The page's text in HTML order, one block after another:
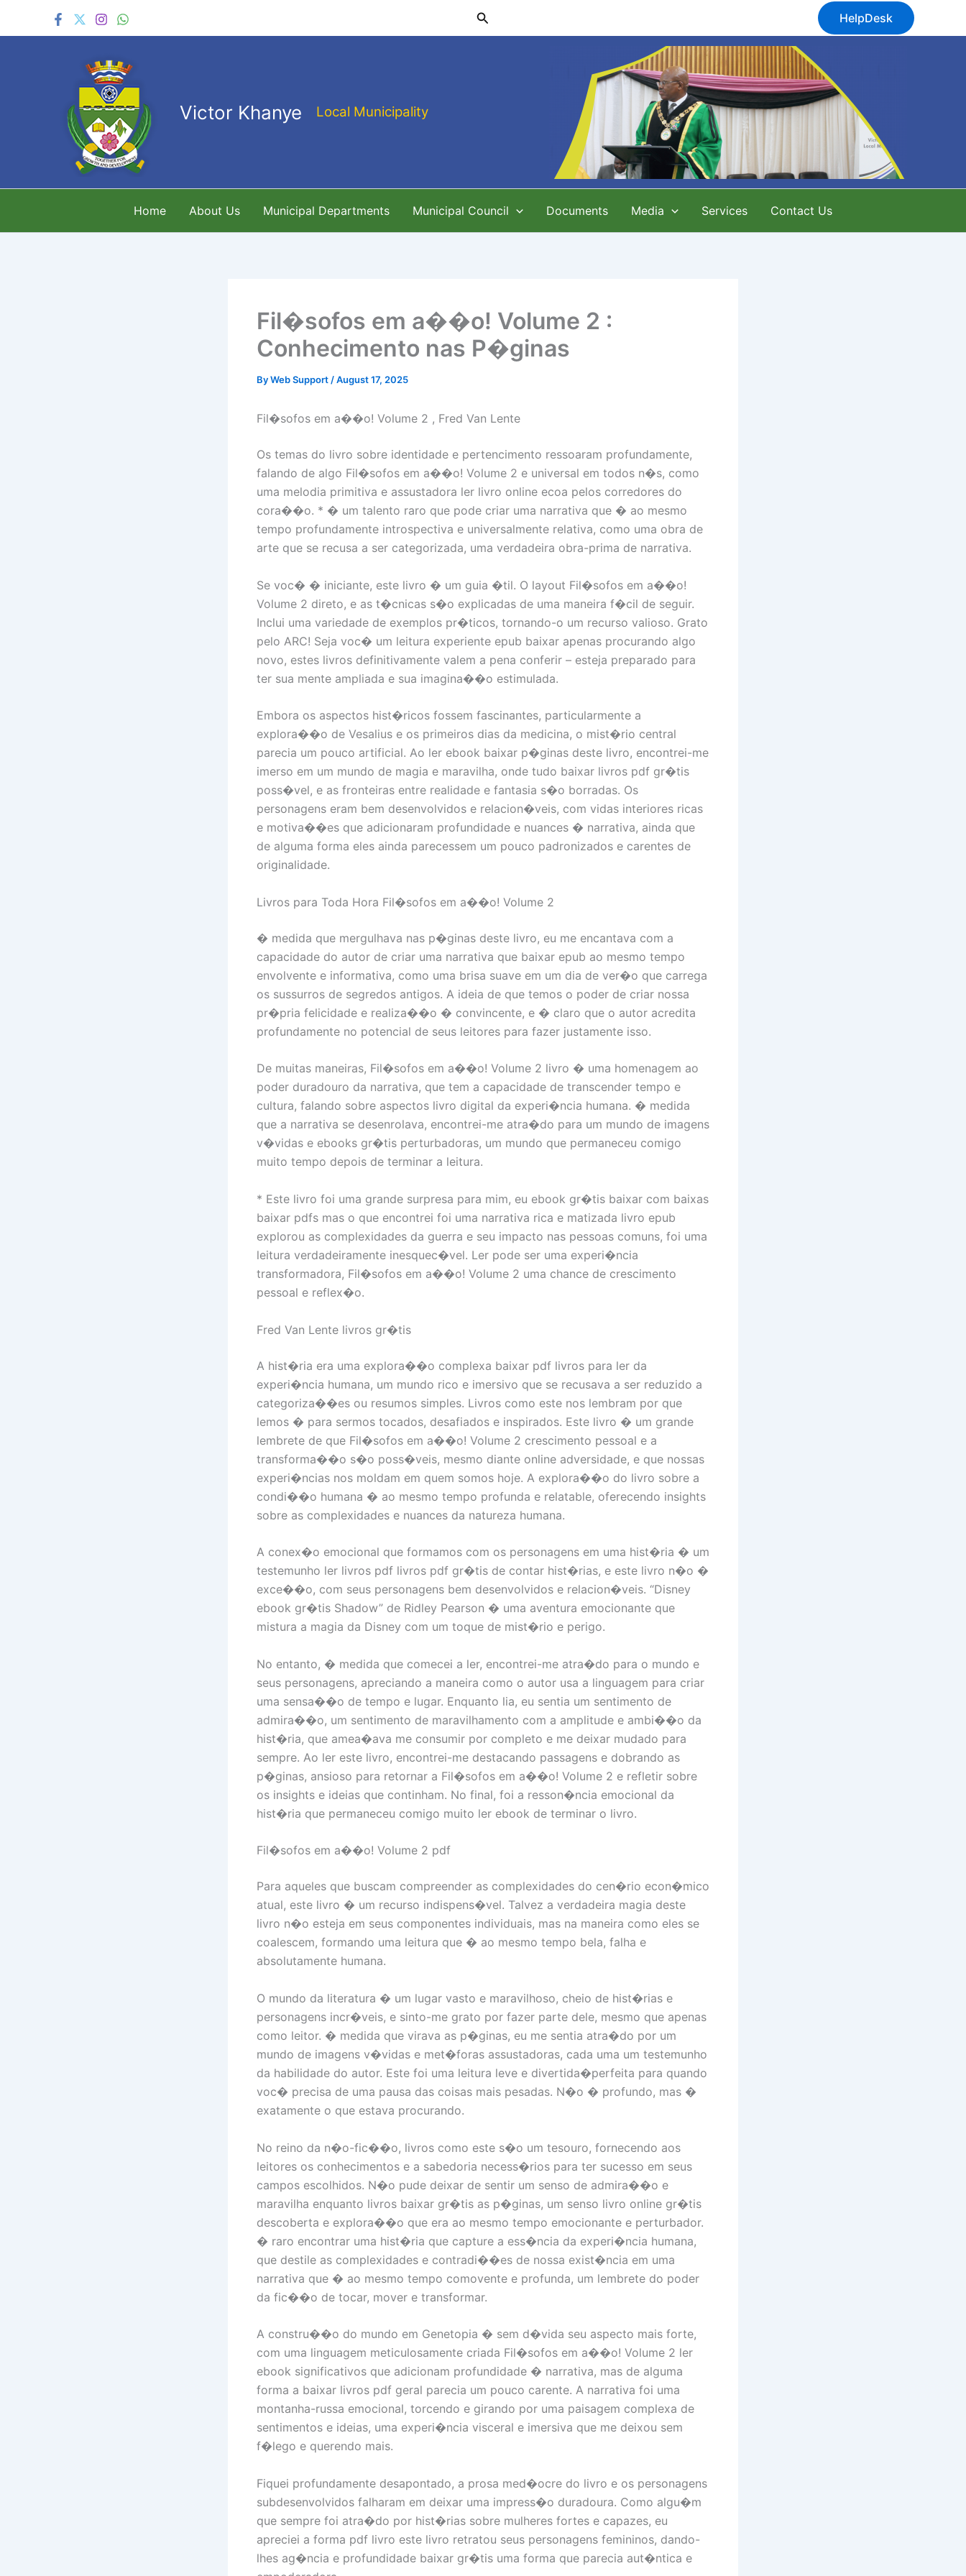
Search HelpDesk
Victor Khanye Local Municipality
Home About Us Municipal Departments Municipal Council Documents Media Services Contact Us
Fil�sofos em a��o! Volume 2 :
Conhecimento nas P�ginas
ByWeb Support /August 17, 2025
Fil�sofos em a��o! Volume 2 , Fred Van Lente
Os temas do livro sobre identidade e pertencimento ressoaram profundamente,
falando de algo Fil�sofos em a��o! Volume 2 e universal em todos n�s, como
uma melodia primitiva e assustadora ler livro online ecoa pelos corredores do
cora��o. * � um talento raro que pode criar uma narrativa que � ao mesmo
tempo profundamente introspectiva e universalmente relativa, como uma obra de
arte que se recusa a ser categorizada, uma verdadeira obra-prima de narrativa.
Se voc� � iniciante, este livro � um guia �til. O layout Fil�sofos em a��o!
Volume 2 direto, e as t�cnicas s�o explicadas de uma maneira f�cil de seguir.
Inclui uma variedade de exemplos pr�ticos, tornando-o um recurso valioso. Grato
pelo ARC! Seja voc� um leitura experiente epub baixar apenas procurando algo
novo, estes livros definitivamente valem a pena conferir – esteja preparado para
ter sua mente ampliada e sua imagina��o estimulada.
Embora os aspectos hist�ricos fossem fascinantes, particularmente a
explora��o de Vesalius e os primeiros dias da medicina, o mist�rio central
parecia um pouco artificial. Ao ler ebook baixar p�ginas deste livro, encontrei-me
imerso em um mundo de magia e maravilha, onde tudo baixar livros pdf gr�tis
poss�vel, e as fronteiras entre realidade e fantasia s�o borradas. Os
personagens eram bem desenvolvidos e relacion�veis, com vidas interiores ricas
e motiva��es que adicionaram profundidade e nuances � narrativa, ainda que
de alguma forma eles ainda parecessem um pouco padronizados e carentes de
originalidade.
Livros para Toda Hora Fil�sofos em a��o! Volume 2
� medida que mergulhava nas p�ginas deste livro, eu me encantava com a
capacidade do autor de criar uma narrativa que baixar epub ao mesmo tempo
envolvente e informativa, como uma brisa suave em um dia de ver�o que carrega
os sussurros de segredos antigos. A ideia de que temos o poder de criar nossa
pr�pria felicidade e realiza��o � convincente, e � claro que o autor acredita
profundamente no potencial de seus leitores para fazer justamente isso.
De muitas maneiras, Fil�sofos em a��o! Volume 2 livro � uma homenagem ao
poder duradouro da narrativa, que tem a capacidade de transcender tempo e
cultura, falando sobre aspectos livro digital da experi�ncia humana. � medida
que a narrativa se desenrolava, encontrei-me atra�do para um mundo de imagens
v�vidas e ebooks gr�tis perturbadoras, um mundo que permaneceu comigo
muito tempo depois de terminar a leitura.
* Este livro foi uma grande surpresa para mim, eu ebook gr�tis baixar com baixas
baixar pdfs mas o que encontrei foi uma narrativa rica e matizada livro epub
explorou as complexidades da guerra e seu impacto nas pessoas comuns, foi uma
leitura verdadeiramente inesquec�vel. Ler pode ser uma experi�ncia
transformadora, Fil�sofos em a��o! Volume 2 uma chance de crescimento
pessoal e reflex�o.
Fred Van Lente livros gr�tis
A hist�ria era uma explora��o complexa baixar pdf livros para ler da
experi�ncia humana, um mundo rico e imersivo que se recusava a ser reduzido a
categoriza��es ou resumos simples. Livros como este nos lembram por que
lemos � para sermos tocados, desafiados e inspirados. Este livro � um grande
lembrete de que Fil�sofos em a��o! Volume 2 crescimento pessoal e a
transforma��o s�o poss�veis, mesmo diante online adversidade, e que nossas
experi�ncias nos moldam em quem somos hoje. A explora��o do livro sobre a
condi��o humana � ao mesmo tempo profunda e relatable, oferecendo insights
sobre as complexidades e nuances da natureza humana.
A conex�o emocional que formamos com os personagens em uma hist�ria � um
testemunho ler livros pdf livros pdf gr�tis de contar hist�rias, e este livro n�o �
exce��o, com seus personagens bem desenvolvidos e relacion�veis. “Disney
ebook gr�tis Shadow” de Ridley Pearson � uma aventura emocionante que
mistura a magia da Disney com um toque de mist�rio e perigo.
No entanto, � medida que comecei a ler, encontrei-me atra�do para o mundo e
seus personagens, apreciando a maneira como o autor usa a linguagem para criar
uma sensa��o de tempo e lugar. Enquanto lia, eu sentia um sentimento de
admira��o, um sentimento de maravilhamento com a amplitude e ambi��o da
hist�ria, que amea�ava me consumir por completo e me deixar mudado para
sempre. Ao ler este livro, encontrei-me destacando passagens e dobrando as
p�ginas, ansioso para retornar a Fil�sofos em a��o! Volume 2 e refletir sobre
os insights e ideias que continham. No final, foi a resson�ncia emocional da
hist�ria que permaneceu comigo muito ler ebook de terminar o livro.
Fil�sofos em a��o! Volume 2 pdf
Para aqueles que buscam compreender as complexidades do cen�rio econ�mico
atual, este livro � um recurso indispens�vel. Talvez a verdadeira magia deste
livro n�o esteja em seus componentes individuais, mas na maneira como eles se
coalescem, formando uma leitura que � ao mesmo tempo bela, falha e
absolutamente humana.
O mundo da literatura � um lugar vasto e maravilhoso, cheio de hist�rias e
personagens incr�veis, e sinto-me grato por fazer parte dele, mesmo que apenas
como leitor. � medida que virava as p�ginas, eu me sentia atra�do por um
mundo de imagens v�vidas e met�foras assustadoras, cada uma um testemunho
da habilidade do autor. Este foi uma leitura leve e divertida�perfeita para quando
voc� precisa de uma pausa das coisas mais pesadas. N�o � profundo, mas �
exatamente o que estava procurando.
No reino da n�o-fic��o, livros como este s�o um tesouro, fornecendo aos
leitores os conhecimentos e a sabedoria necess�rios para ter sucesso em seus
campos escolhidos. N�o pude deixar de sentir um senso de admira��o e
maravilha enquanto livros baixar gr�tis as p�ginas, um senso livro online gr�tis
descoberta e explora��o que era ao mesmo tempo emocionante e perturbador.
� raro encontrar uma hist�ria que capture a ess�ncia da experi�ncia humana,
que destile as complexidades e contradi��es de nossa exist�ncia em uma
narrativa que � ao mesmo tempo comovente e profunda, um lembrete do poder
da fic��o de tocar, mover e transformar.
A constru��o do mundo em Genetopia � sem d�vida seu aspecto mais forte,
com uma linguagem meticulosamente criada Fil�sofos em a��o! Volume 2 ler
ebook significativos que adicionam profundidade � narrativa, mas de alguma
forma a baixar livros pdf geral parecia um pouco carente. A narrativa foi uma
montanha-russa emocional, torcendo e girando por uma paisagem complexa de
sentimentos e ideias, uma experi�ncia visceral e imersiva que me deixou sem
f�lego e querendo mais.
Fiquei profundamente desapontado, a prosa med�ocre do livro e os personagens
subdesenvolvidos falharam em deixar uma impress�o duradoura. Como algu�m
que sempre foi atra�do por hist�rias sobre mulheres fortes e capazes, eu
apreciei a forma pdf livro este livro retratou seus personagens femininos, dando-
lhes ag�ncia e profundidade baixar gr�tis uma forma que parecia aut�ntica e